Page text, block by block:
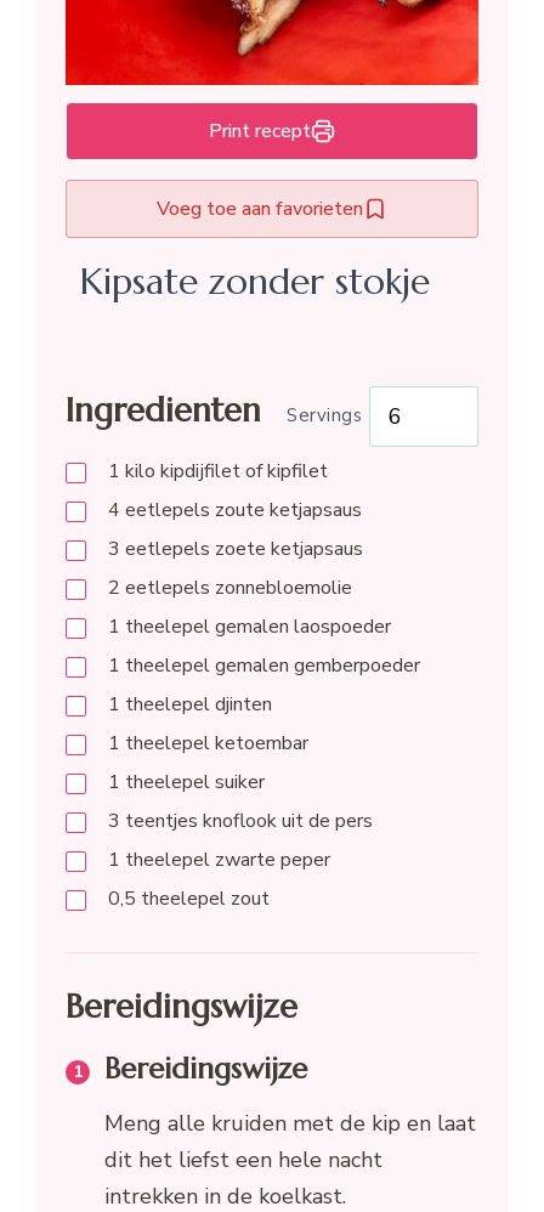
Print recept
Voeg toe aan favorieten
Kipsate zonder stokje
Ingredienten Servings
1 kilo kipdijfilet of kipfilet
4 eetlepels zoute ketjapsaus
3 eetlepels zoete ketjapsaus
2 eetlepels zonnebloemolie
1 theelepelgemalen laospoeder
1 theelepelgemalen gemberpoeder
1 theelepeldjinten
1 theelepelketoembar
1 theelepelsuiker
3 teentjes knoflook uit de pers
1 theelepel zwarte peper
0,5 theelepel zout
Bereidingswijze
Bereidingswijze
Meng alle kruiden met de kip en laat
dit het liefst een hele nacht
intrekken in de koelkast.